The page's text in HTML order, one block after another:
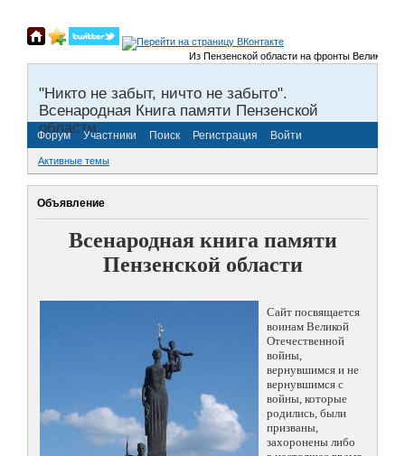
Из Пензенской области на фронты Великой
"Никто не забыт, ничто не забыто".
Всенародная Книга памяти Пензенской
области.
Форум Участники Поиск Регистрация Войти
Активные темы
Объявление
Всенародная книга памяти
Пензенской области
Сайт посвящается
воинам Великой
Отечественной
войны,
вернувшимся и не
вернувшимся с
войны, которые
родились, были
призваны,
захоронены либо